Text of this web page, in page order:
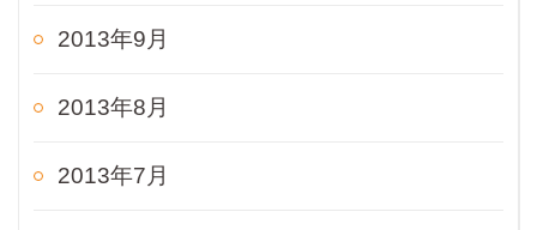
2013年9月
2013年8月
2013年7月